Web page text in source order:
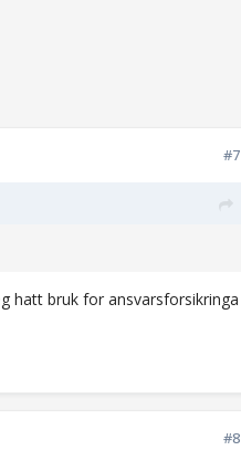
#7
hatt bruk for ansvarsforsikringa
#8